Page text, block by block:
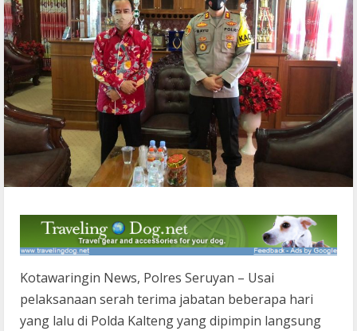
Kotawaringin News, Polres Seruyan – Usai
pelaksanaan serah terima jabatan beberapa hari
yang lalu di Polda Kalteng yang dipimpin langsung